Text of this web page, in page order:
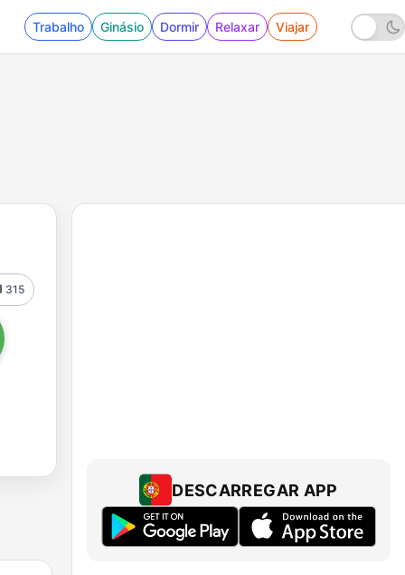
Trabalho Ginásio Dormir Relaxar Viajar
315
DESCARREGAR APP